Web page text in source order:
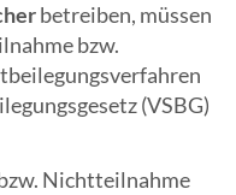
betreiben, müssen
bzw.
(VSBG)
Nichtteilnahme